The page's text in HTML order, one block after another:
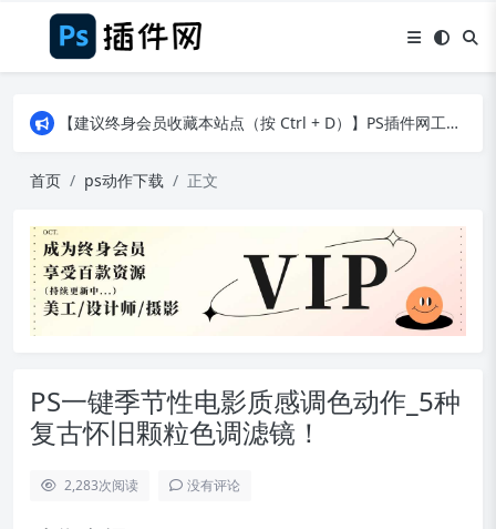
【建议终身会员收藏本站点（按 Ctrl + D）】PS插件网工作日8：30准时更新！（特殊原因除外）
【建议终身会员收藏本站点（按 Ctrl + D）】PS插件网工作日8：30准时更新！（特殊原因除外）
首页 ps动作下载 正文
PS一键季节性电影质感调色动作_5种
复古怀旧颗粒色调滤镜！
2,283次阅读 没有评论